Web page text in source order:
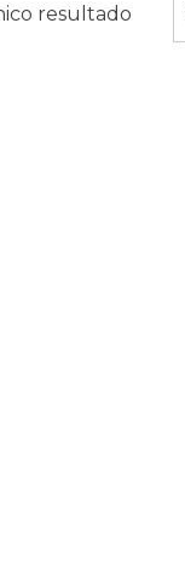
resultado